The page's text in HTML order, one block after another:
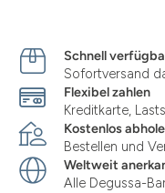
Schnell
Sofortversand
Flexibel zahlen
Kreditkarte,
Kostenlos
Bestellen und
Weltweit
Alle Degussa-